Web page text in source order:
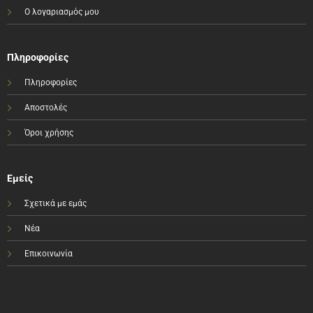
Ο λογαριασμός μου
Πληροφορίες
Πληροφορίες
Αποστολές
Όροι χρήσης
Εμείς
Σχετικά με εμάς
Νέα
Επικοινωνία